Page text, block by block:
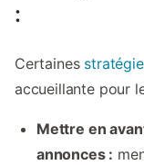
:
Certaines
accueillante pour
Mettre en
annonces :